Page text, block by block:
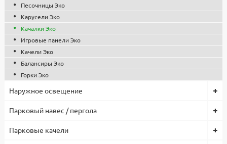
Песочницы Эко
Карусели Эко
Качалки Эко
Игровые панели Эко
Качели Эко
Балансиры Эко
Горки Эко
Наружное освещение
Парковый навес / пергола
Парковые качели